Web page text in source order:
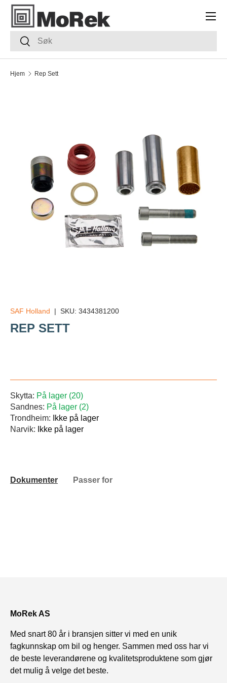
HOPP TIL INNHOLDET
SøkSøk
Meny
Hjem Rep Sett
SAF Holland | SKU: 3434381200
REP SETT
Skytta: På lager (20)
Sandnes: På lager (2)
Trondheim:
Ikke på lager
Narvik:
Ikke på lager
Dokumenter Passer for
MoRek AS
Med snart 80 år i bransjen sitter vi med en unik
fagkunnskap om bil og henger. Sammen med oss har vi
de beste leverandørene og kvalitetsproduktene som gjør
det mulig å velge det beste.